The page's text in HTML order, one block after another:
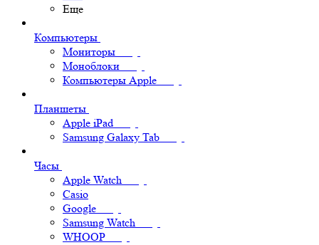
Еще
Компьютеры
Мониторы
Моноблоки
Компьютеры Apple
Планшеты
Apple iPad
Samsung Galaxy Tab
Часы
Apple Watch
Casio
Google
Samsung Watch
WHOOP